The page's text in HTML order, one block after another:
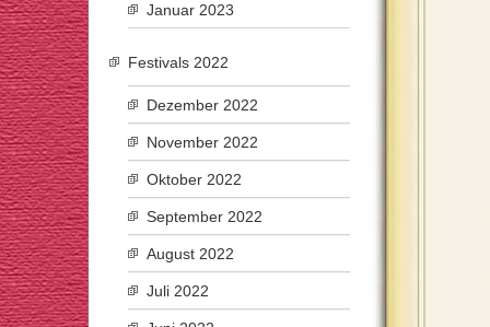
Januar 2023
Festivals 2022
Dezember 2022
November 2022
Oktober 2022
September 2022
August 2022
Juli 2022